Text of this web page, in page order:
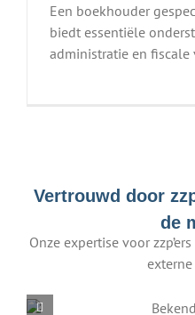
Een boekhouder
biedt essentiële
administratie en fiscale
Vertrouwd door
de
Onze expertise voor